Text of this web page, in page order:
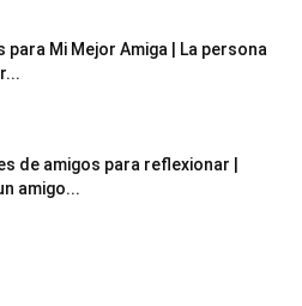
para Mi Mejor Amiga | La persona
de amigos para reflexionar |
amigo...